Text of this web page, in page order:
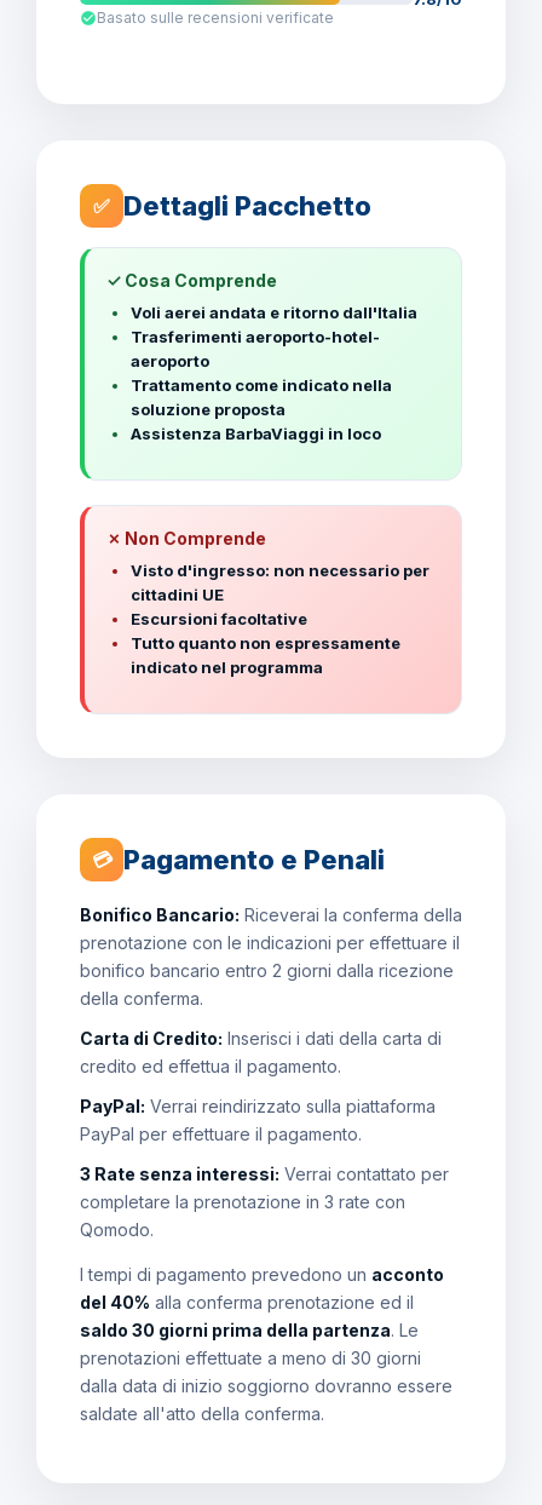
Basato sulle recensioni verificate
✅ Dettagli Pacchetto
✓ Cosa Comprende
Voli aerei andata e ritorno dall'Italia
Trasferimenti aeroporto-hotel-
aeroporto
Trattamento come indicato nella
soluzione proposta
Assistenza BarbaViaggi in loco
✗ Non Comprende
Visto d'ingresso: non necessario per
cittadini UE
Escursioni facoltative
Tutto quanto non espressamente
indicato nel programma
💳 Pagamento e Penali
Bonifico Bancario: Riceverai la conferma della
prenotazione con le indicazioni per effettuare il
bonifico bancario entro 2 giorni dalla ricezione
della conferma.
Carta di Credito: Inserisci i dati della carta di
credito ed effettua il pagamento.
PayPal: Verrai reindirizzato sulla piattaforma
PayPal per effettuare il pagamento.
3 Rate senza interessi: Verrai contattato per
completare la prenotazione in 3 rate con
Qomodo.
I tempi di pagamento prevedono un acconto
del 40% alla conferma prenotazione ed il
saldo 30 giorni prima della partenza. Le
prenotazioni effettuate a meno di 30 giorni
dalla data di inizio soggiorno dovranno essere
saldate all'atto della conferma.